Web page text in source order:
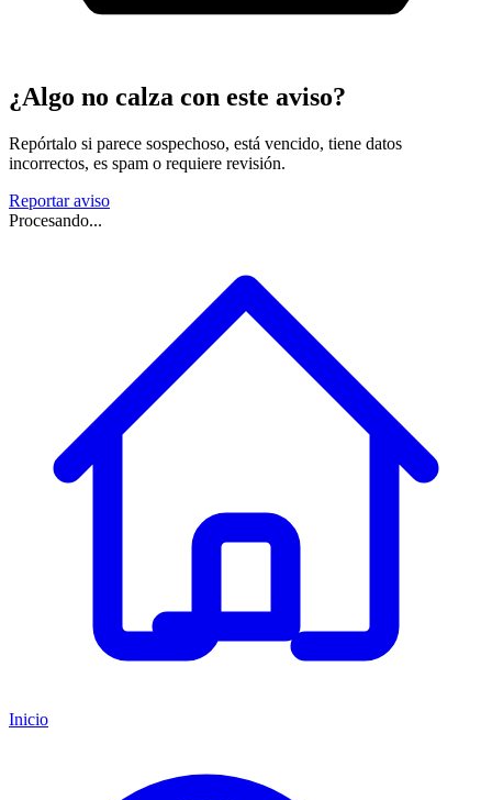
¿Algo no calza con este aviso?
Repórtalo si parece sospechoso, está vencido, tiene datos
incorrectos, es spam o requiere revisión.
Reportar aviso
Procesando...
Inicio